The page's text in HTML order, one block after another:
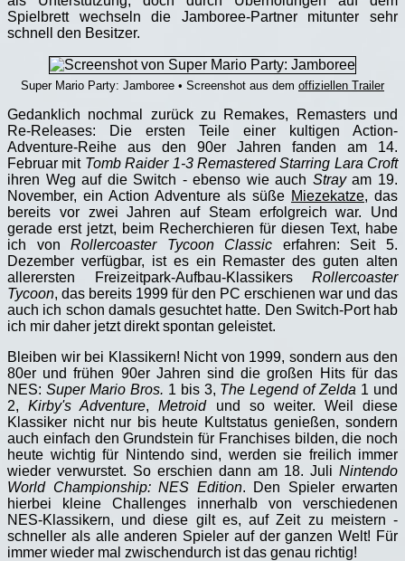
Spielbrett wechseln die Jamboree-Partner mitunter sehr
schnell den Besitzer.
Super Mario Party: Jamboree • Screenshot aus dem offiziellen Trailer
Gedanklich nochmal zurück zu Remakes, Remasters und
Re-Releases: Die ersten Teile einer kultigen Action-
Adventure-Reihe aus den 90er Jahren fanden am 14.
Februar mit Tomb Raider 1-3 Remastered Starring Lara Croft
ihren Weg auf die Switch - ebenso wie auch Strayam 19.
November, ein Action Adventure als süße Miezekatze, das
bereits vor zwei Jahren auf Steam erfolgreich war. Und
gerade erst jetzt, beim Recherchieren für diesen Text, habe
ich vonRollercoaster Tycoon Classic erfahren: Seit 5.
Dezember verfügbar, ist es ein Remaster des guten alten
allerersten Freizeitpark-Aufbau-Klassikers Rollercoaster
Tycoon, das bereits 1999 für den PC erschienen war und das
auch ich schon damals gesuchtet hatte. Den Switch-Port hab
ich mir daher jetzt direkt spontan geleistet.
Bleiben wir bei Klassikern! Nicht von 1999, sondern aus den
80er und frühen 90er Jahren sind die großen Hits für das
NES: Super Mario Bros. 1 bis 3, The Legend of Zelda 1 und
2,Kirby's Adventure,Metroidund so weiter. Weil diese
Klassiker nicht nur bis heute Kultstatus genießen, sondern
auch einfach den Grundstein für Franchises bilden, die noch
heute wichtig für Nintendo sind, werden sie freilich immer
wieder verwurstet. So erschien dann am 18. Juli Nintendo
World Championship: NES Edition. Den Spieler erwarten
hierbei kleine Challenges innerhalb von verschiedenen
NES-Klassikern, und diese gilt es, auf Zeit zu meistern -
schneller als alle anderen Spieler auf der ganzen Welt! Für
immer wieder mal zwischendurch ist das genau richtig!